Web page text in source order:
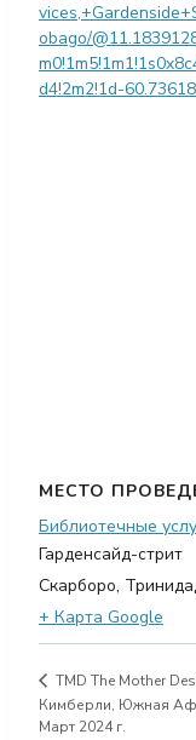
obago/
d4!2m2!1d-
МЕСТО
Библиотечные
Гарденсайд-стрит
Скарборо,
+ Карта Google
TMD The Mother
Кимберли, Южная
Март 2024 г.